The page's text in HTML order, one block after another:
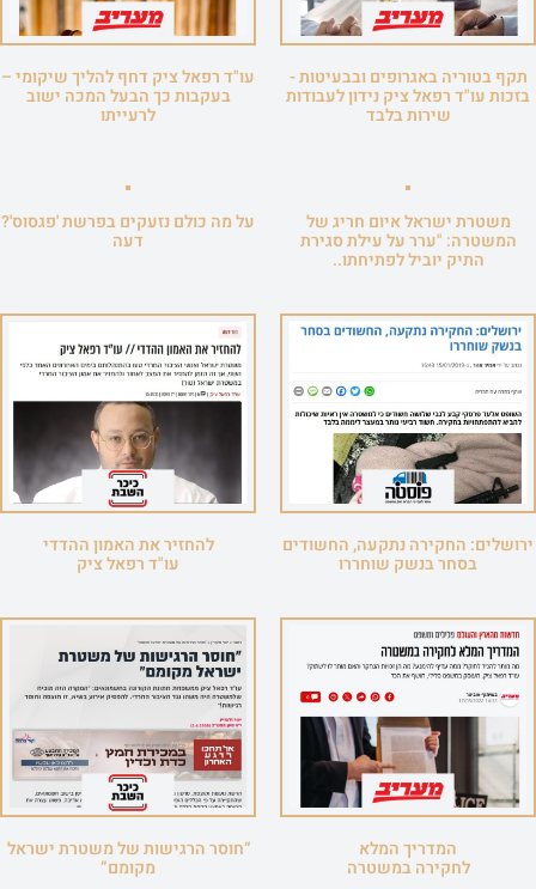
תקף בטוריה באגרופים ובבעיטות -
בזכות עו"ד רפאל ציק נידון לעבודות
שירות בלבד
עו"ד רפאל ציק דחף להליך שיקומי –
בעקבות כך הבעל המכה ישוב
לרעייתו
משטרת ישראל איום חריג של
המשטרה: "ערר על עילת סגירת
התיק יוביל לפתיחתו..
על מה כולם נזעקים בפרשת 'פגסוס'?
דעה
ירושלים: החקירה נתקעה, החשודים
בסחר בנשק שוחררו
להחזיר את האמון ההדדי
עו"ד רפאל ציק
המדריך המלא
לחקירה במשטרה
“חוסר הרגישות של משטרת ישראל
מקומם”